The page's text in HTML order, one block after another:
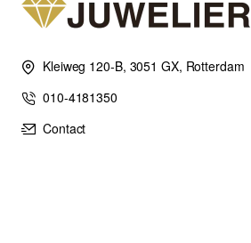
Kleiweg 120-B, 3051 GX, Rotterdam
010-4181350
Contact